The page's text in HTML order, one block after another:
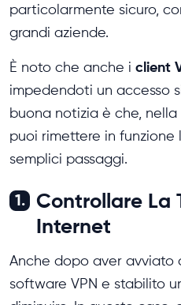
particolarmente sicuro,
grandi aziende.
È noto che anche i client
impedendoti un accesso
buona notizia è che,
puoi rimettere in funzione
semplici passaggi.
1.
Controllare La
Internet
Anche dopo aver avviato
software VPN e stabilito